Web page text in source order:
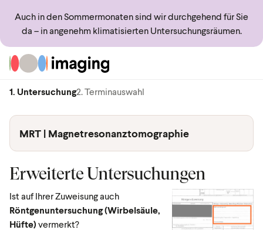
Auch in den Sommermonaten sind wir durchgehend für Sie
da – in angenehm klimatisierten Untersuchungsräumen.
Zur Startseite
1. Untersuchung2. Terminauswahl
MRT | Magnetresonanztomographie
Erweiterte Untersuchungen
Ist auf Ihrer Zuweisung auch
Röntgenuntersuchung (Wirbelsäule,
Hüfte) vermerkt?